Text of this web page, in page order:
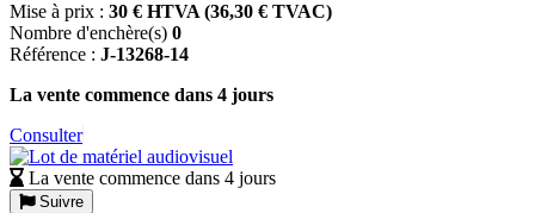
Mise à prix : 30 € HTVA (36,30 € TVAC)
Nombre d'enchère(s) 0
Référence : J-13268-14
La vente commence dans 4 jours
Consulter
La vente commence dans 4 jours
Suivre